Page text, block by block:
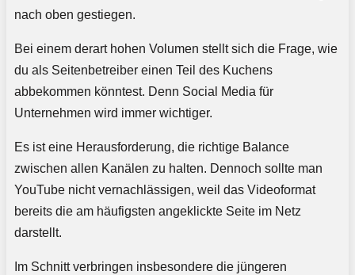
nach oben gestiegen.
Bei einem derart hohen Volumen stellt sich die Frage, wie
du als Seitenbetreiber einen Teil des Kuchens
abbekommen könntest. Denn Social Media für
Unternehmen wird immer wichtiger.
Es ist eine Herausforderung, die richtige Balance
zwischen allen Kanälen zu halten. Dennoch sollte man
YouTube nicht vernachlässigen, weil das Videoformat
bereits die am häufigsten angeklickte Seite im Netz
darstellt.
Im Schnitt verbringen insbesondere die jüngeren